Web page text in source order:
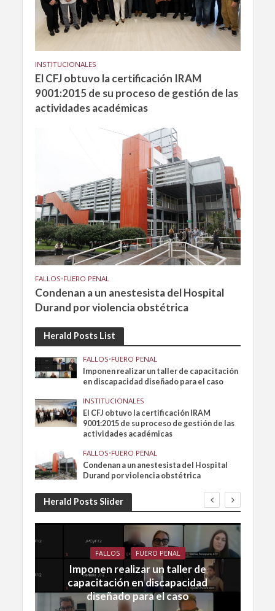
INSTITUCIONALES
El CFJ obtuvo la certificación IRAM
9001:2015 de su proceso de gestión de las
actividades académicas
FALLOS•FUERO PENAL
Condenan a un anestesista del Hospital
Durand por violencia obstétrica
Herald Posts List
FALLOS•FUERO PENAL
Imponen realizar un taller de capacitación
en discapacidad diseñado para el caso
INSTITUCIONALES
El CFJ obtuvo la certificación IRAM
9001:2015 de su proceso de gestión de las
actividades académicas
FALLOS•FUERO PENAL
Condenan a un anestesista del Hospital
Durand por violencia obstétrica
Herald Posts Slider
FALLOS FUERO PENAL
Imponen realizar un taller de
capacitación en discapacidad
diseñado para el caso